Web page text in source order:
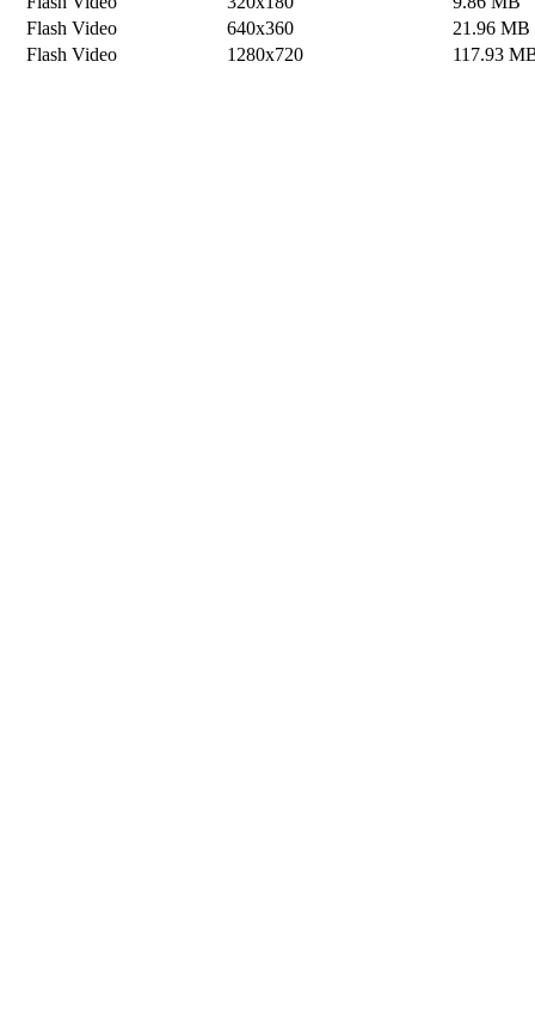
Flash Video
640x360
21.96 MB
Flash Video
1280x720 117.93